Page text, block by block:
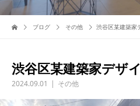
ブログ その他 渋谷区某建築家
渋谷区某建築家デザ
2024.09.01 その他